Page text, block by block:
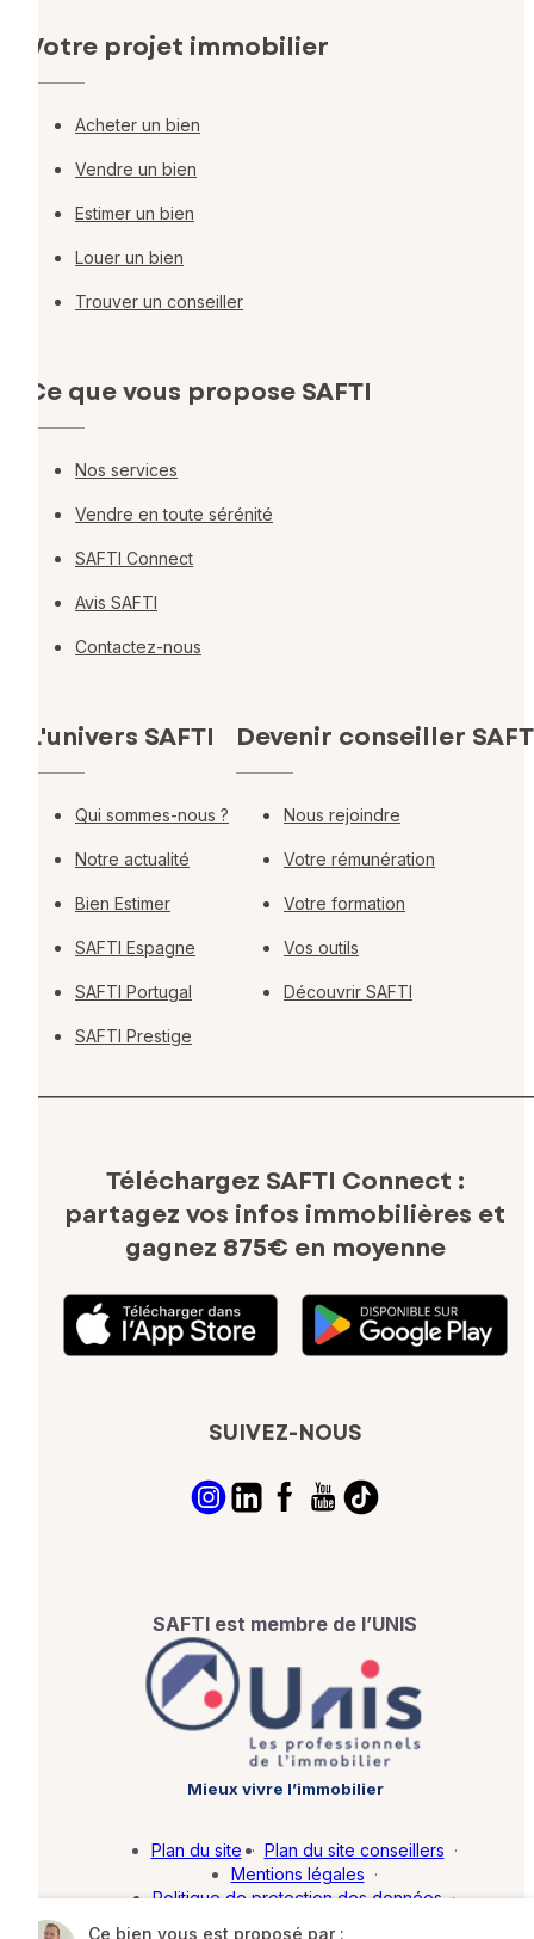
Ce bien vous est proposé par :
Votre projet immobilier
Acheter un bien
Vendre un bien
Estimer un bien
Louer un bien
Trouver un conseiller
Ce que vous propose SAFTI
Nos services
Vendre en toute sérénité
SAFTI Connect
Avis SAFTI
Contactez-nous
L'univers SAFTI
Qui sommes-nous ?
Notre actualité
Bien Estimer
SAFTI Espagne
SAFTI Portugal
SAFTI Prestige
Devenir conseiller
Nous rejoindre
Votre rémunération
Votre formation
Vos outils
Découvrir SAFTI
Téléchargez SAFTI Connect :
partagez vos infos immobilières et
gagnez 875€ en moyenne
SUIVEZ-NOUS
SAFTI est membre de l’UNIS
Mieux vivre l’immobilier
Plan du site · Plan du site conseillers ·
Mentions légales ·
Politique de protection des données ·